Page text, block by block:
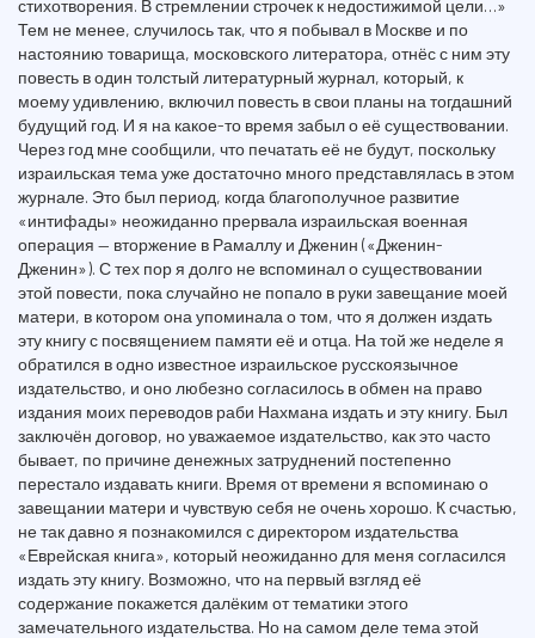
стихотворения. В стремлении строчек к недостижимой цели…»
Тем не менее, случилось так, что я побывал в Москве и по
настоянию товарища, московского литератора, отнёс с ним эту
повесть в один толстый литературный журнал, который, к
моему удивлению, включил повесть в свои планы на тогдашний
будущий год. И я на какое-то время забыл о её существовании.
Через год мне сообщили, что печатать её не будут, поскольку
израильская тема уже достаточно много представлялась в этом
журнале. Это был период, когда благополучное развитие
«интифады» неожиданно прервала израильская военная
операция — вторжение в Рамаллу и Дженин («Дженин-
Дженин»). С тех пор я долго не вспоминал о существовании
этой повести, пока случайно не попало в руки завещание моей
матери, в котором она упоминала о том, что я должен издать
эту книгу с посвящением памяти её и отца. На той же неделе я
обратился в одно известное израильское русскоязычное
издательство, и оно любезно согласилось в обмен на право
издания моих переводов раби Нахмана издать и эту книгу. Был
заключён договор, но уважаемое издательство, как это часто
бывает, по причине денежных затруднений постепенно
перестало издавать книги. Время от времени я вспоминаю о
завещании матери и чувствую себя не очень хорошо. К счастью,
не так давно я познакомился с директором издательства
«Еврейская книга», который неожиданно для меня согласился
издать эту книгу. Возможно, что на первый взгляд её
содержание покажется далёким от тематики этого
замечательного издательства. Но на самом деле тема этой